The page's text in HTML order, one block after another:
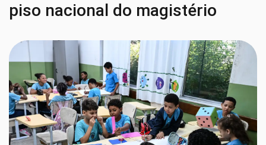
piso nacional do magistério